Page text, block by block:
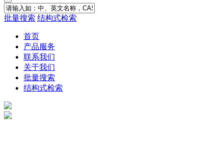
批量搜索 结构式检索
首页
产品服务
联系我们
关于我们
批量搜索
结构式检索